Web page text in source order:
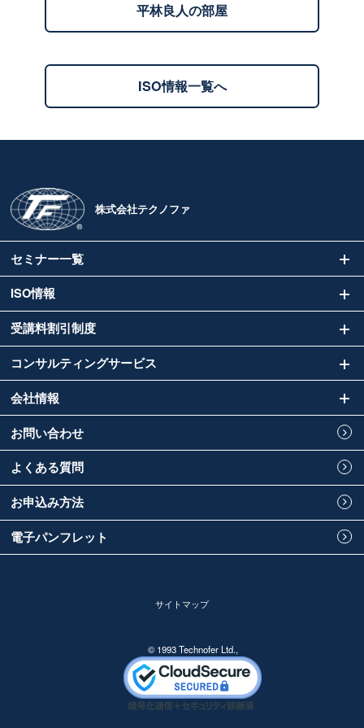
平林良人の部屋
ISO情報一覧へ
株式会社テクノファ
セミナー一覧
ISO情報
受講料割引制度
コンサルティングサービス
会社情報
お問い合わせ
よくある質問
お申込み方法
電子パンフレット
サイトマップ
© 1993 Technofer Ltd.,